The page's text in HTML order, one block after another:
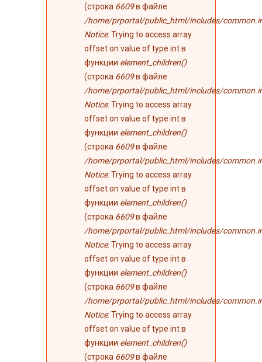
(строка 6609в файле
/home/prportal/public_html/includes/
Notice: Trying to access array
offset on value of type int в
функции element_children()
(строка 6609в файле
/home/prportal/public_html/includes/
Notice: Trying to access array
offset on value of type int в
функции element_children()
(строка 6609в файле
/home/prportal/public_html/includes/
Notice: Trying to access array
offset on value of type int в
функции element_children()
(строка 6609в файле
/home/prportal/public_html/includes/
Notice: Trying to access array
offset on value of type int в
функции element_children()
(строка 6609в файле
/home/prportal/public_html/includes/
Notice: Trying to access array
offset on value of type int в
функции element_children()
(строка 6609в файле